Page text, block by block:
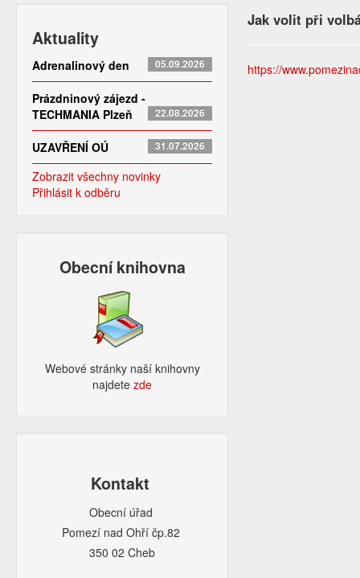
Aktuality
Adrenalinový den 05.09.2026
Prázdninový zájezd -
TECHMANIA Plzeň
22.08.2026
UZAVŘENÍ OÚ 31.07.2026
Zobrazit všechny novinky
Přihlásit k odběru
Obecní knihovna
Webové stránky naší knihovny
najdetezde​
Kontakt
Obecní úřad
Pomezí nad Ohří čp.82
350 02 Cheb
Jak volit při
https://